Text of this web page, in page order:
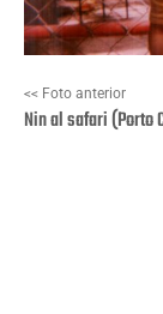
<< Foto anterior
Nin al safari (Porto